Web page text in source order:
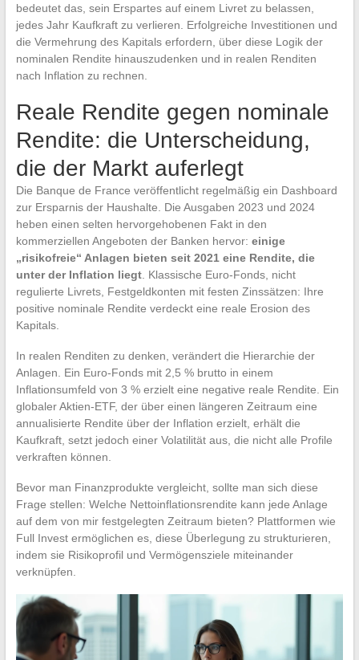
bedeutet das, sein Erspartes auf einem Livret zu belassen,
jedes Jahr Kaufkraft zu verlieren. Erfolgreiche Investitionen und
die Vermehrung des Kapitals erfordern, über diese Logik der
nominalen Rendite hinauszudenken und in realen Renditen
nach Inflation zu rechnen.
Reale Rendite gegen nominale
Rendite: die Unterscheidung,
die der Markt auferlegt
Die Banque de France veröffentlicht regelmäßig ein Dashboard
zur Ersparnis der Haushalte. Die Ausgaben 2023 und 2024
heben einen selten hervorgehobenen Fakt in den
kommerziellen Angeboten der Banken hervor: einige
„risikofreie“ Anlagen bieten seit 2021 eine Rendite, die
unter der Inflation liegt. Klassische Euro-Fonds, nicht
regulierte Livrets, Festgeldkonten mit festen Zinssätzen: Ihre
positive nominale Rendite verdeckt eine reale Erosion des
Kapitals.
In realen Renditen zu denken, verändert die Hierarchie der
Anlagen. Ein Euro-Fonds mit 2,5 % brutto in einem
Inflationsumfeld von 3 % erzielt eine negative reale Rendite. Ein
globaler Aktien-ETF, der über einen längeren Zeitraum eine
annualisierte Rendite über der Inflation erzielt, erhält die
Kaufkraft, setzt jedoch einer Volatilität aus, die nicht alle Profile
verkraften können.
Bevor man Finanzprodukte vergleicht, sollte man sich diese
Frage stellen: Welche Nettoinflationsrendite kann jede Anlage
auf dem von mir festgelegten Zeitraum bieten? Plattformen wie
Full Invest ermöglichen es, diese Überlegung zu strukturieren,
indem sie Risikoprofil und Vermögensziele miteinander
verknüpfen.